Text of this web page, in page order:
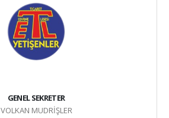
GENEL SEKRETER
VOLKAN MUDRİŞLER